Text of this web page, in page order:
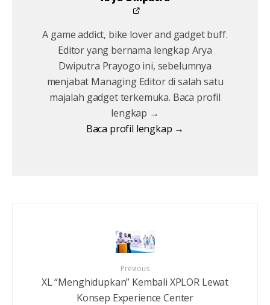
A game addict, bike lover and gadget buff.
Editor yang bernama lengkap Arya
Dwiputra Prayogo ini, sebelumnya
menjabat Managing Editor di salah satu
majalah gadget terkemuka. Baca profil
lengkap →
Baca profil lengkap →
Previous
XL “Menghidupkan” Kembali XPLOR Lewat
Konsep Experience Center